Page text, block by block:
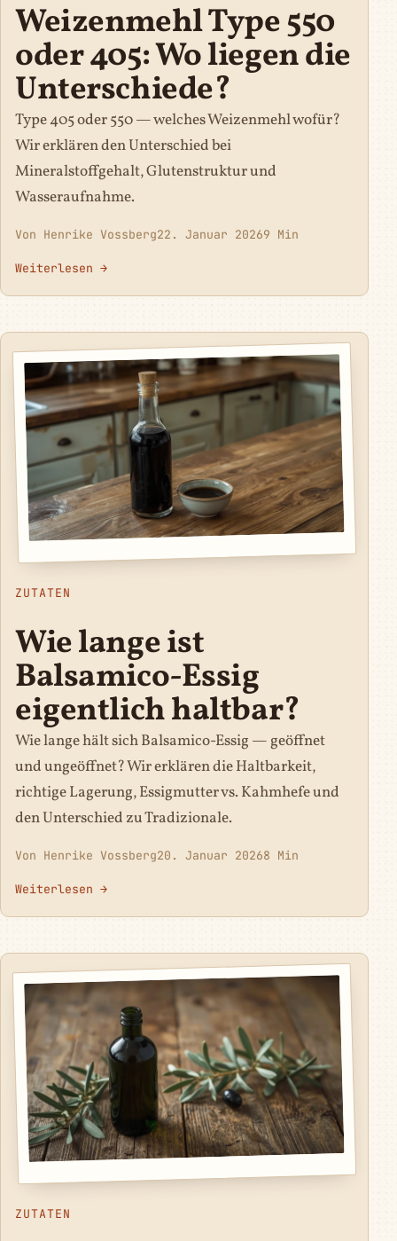
Weizenmehl Type 550
oder 405: Wo liegen die
Unterschiede?
Type 405 oder 550 — welches Weizenmehl wofür?
Wir erklären den Unterschied bei
Mineralstoffgehalt, Glutenstruktur und
Wasseraufnahme.
Von Henrike Vossberg22. Januar 20269 Min
Weiterlesen →
ZUTATEN
Wie lange ist
Balsamico-Essig
eigentlich haltbar?
Wie lange hält sich Balsamico-Essig — geöffnet
und ungeöffnet? Wir erklären die Haltbarkeit,
richtige Lagerung, Essigmutter vs. Kahmhefe und
den Unterschied zu Tradizionale.
Von Henrike Vossberg20. Januar 20268 Min
Weiterlesen →
ZUTATEN